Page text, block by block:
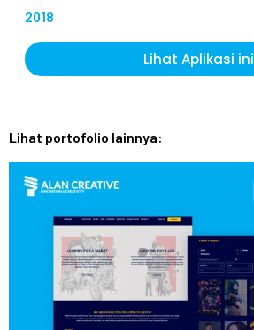
2018
Lihat Aplikasi ini
Lihat portofolio lainnya: